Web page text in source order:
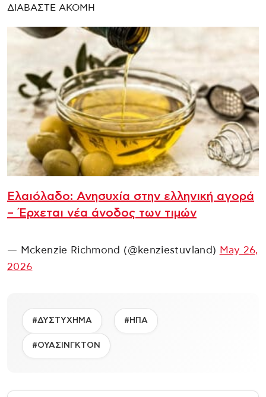
ΔΙΑΒΑΣΤΕ ΑΚΟΜΗ
Ελαιόλαδο: Ανησυχία στην ελληνική αγορά
– Έρχεται νέα άνοδος των τιμών
— Mckenzie Richmond (@kenziestuvland) May 26,
2026
#ΔΥΣΤΥΧΗΜΑ #ΗΠΑ
#ΟΥΑΣΙΝΓΚΤΟΝ